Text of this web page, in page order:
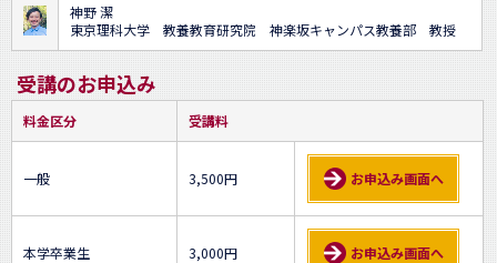
神野 潔
東京理科大学 教養教育研究院 神楽坂キャンパス教養部 教授
受講のお申込み
料金区分 受講料
一般 3,500円 お申込み画面へ
本学卒業生 3,000円 お申込み画面へ